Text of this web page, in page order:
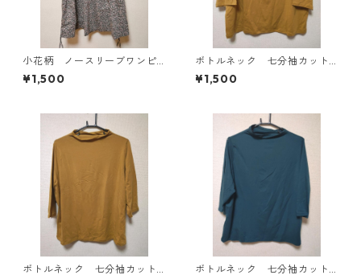
小花柄 ノースリーブワンピ
ース ４Ｌ ブラック KAE-
4819
¥1,500
ボトルネック 七分袖カット
ソー ４Ｌ マスタード KA
E-4818
¥1,500
ボトルネック 七分袖カット
ボトルネック 七分袖カット